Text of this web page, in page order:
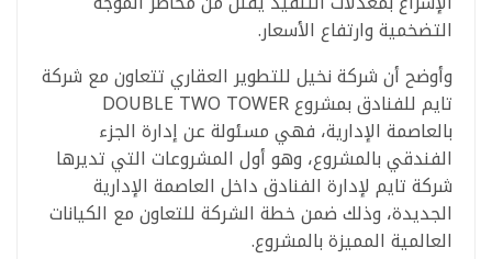
التضخمية وارتفاع الأسعار.
وأوضح أن شركة نخيل للتطوير العقاري تتعاون مع شركة
تايم للفنادق بمشروع DOUBLE TWO TOWER
بالعاصمة الإدارية، فهي مسئولة عن إدارة الجزء
الفندقي بالمشروع، وهو أول المشروعات التي تديرها
شركة تايم لإدارة الفنادق داخل العاصمة الإدارية
الجديدة، وذلك ضمن خطة الشركة للتعاون مع الكيانات
العالمية المميزة بالمشروع.